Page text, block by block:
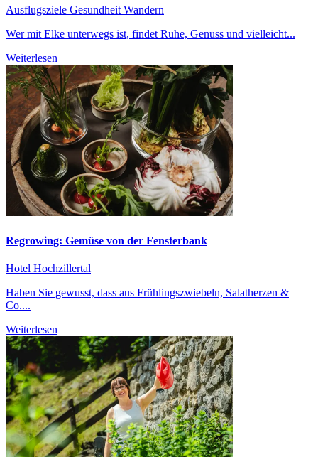
Ausflugsziele Gesundheit Wandern
Wer mit Elke unterwegs ist, findet Ruhe, Genuss und vielleicht...
Weiterlesen
Regrowing: Gemüse von der Fensterbank
Hotel Hochzillertal
Haben Sie gewusst, dass aus Frühlingszwiebeln, Salatherzen &
Co....
Weiterlesen